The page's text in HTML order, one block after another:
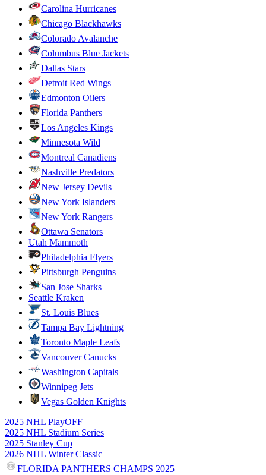
Carolina Hurricanes
Chicago Blackhawks
Colorado Avalanche
Columbus Blue Jackets
Dallas Stars
Detroit Red Wings
Edmonton Oilers
Florida Panthers
Los Angeles Kings
Minnesota Wild
Montreal Canadiens
Nashville Predators
New Jersey Devils
New York Islanders
New York Rangers
Ottawa Senators
Utah Mammoth
Philadelphia Flyers
Pittsburgh Penguins
San Jose Sharks
Seattle Kraken
St. Louis Blues
Tampa Bay Lightning
Toronto Maple Leafs
Vancouver Canucks
Washington Capitals
Winnipeg Jets
Vegas Golden Knights
2025 NHL PlayOFF
2025 NHL Stadium Series
2025 Stanley Cup
2026 NHL Winter Classic
FLORIDA PANTHERS CHAMPS 2025